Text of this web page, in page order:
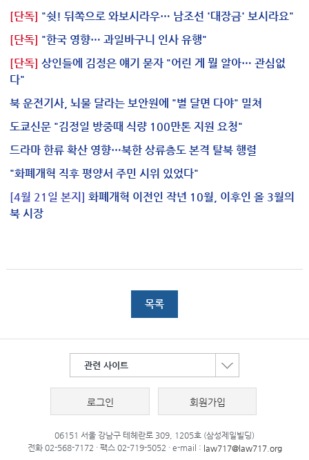
[단독] "쉿! 뒤쪽으로 와보시라우… 남조선 '대장금' 보시라요"
[단독] "한국 영향… 과일바구니 인사 유행"
[단독] 상인들에 김정은 얘기 묻자 "어린 게 뭘 알아… 관심없
다"
북 운전기사, 뇌물 달라는 보안원에 "별 달면 다야" 밀쳐
도쿄신문 "김정일 방중때 식량 100만톤 지원 요청"
드라마 한류 확산 영향…북한 상류층도 본격 탈북 행렬
"화폐개혁 직후 평양서 주민 시위 있었다"
[4월 21일 본지] 화폐개혁 이전인 작년 10월, 이후인 올 3월의
북 시장
목록
관련 사이트
로그인 회원가입
06151 서울 강남구 테헤란로 309, 1205호 (삼성제일빌딩)
전화 02-568-7172 · 팩스 02-719-5052 · e-mail : law717@law717.org